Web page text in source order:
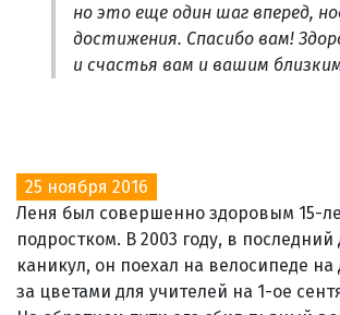
но это еще один шаг вперед,
достижения. Спасибо вам!
и счастья вам и вашим
25 ноября 2016
Леня был совершенно здоровым 15-
подростком. В 2003 году, в
каникул, он поехал на велосипеде на
за цветами для учителей на 1-ое